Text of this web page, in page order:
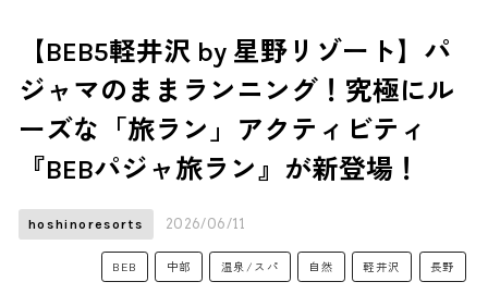
【BEB5軽井沢 by 星野リゾート】パ
ジャマのままランニング！究極にル
ーズな「旅ラン」アクティビティ
『BEBパジャ旅ラン』が新登場！
hoshinoresorts 2026/06/11
BEB 中部 温泉/スパ 自然 軽井沢 長野